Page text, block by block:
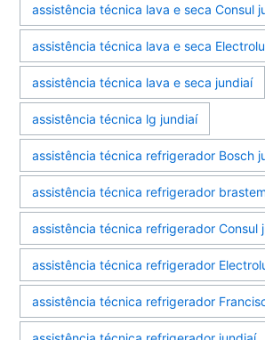
assistência técnica lava e seca Consul
assistência técnica lava e seca
assistência técnica lava e seca jundiaí
assistência técnica lg jundiaí
assistência técnica refrigerador Bosch
assistência técnica refrigerador
assistência técnica refrigerador Consul
assistência técnica refrigerador
assistência técnica refrigerador